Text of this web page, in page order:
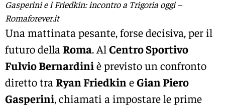
Gasperini e i Friedkin: incontro a Trigoria oggi –
Romaforever.it
Una mattinata pesante, forse decisiva, per il
futuro della Roma. Al Centro Sportivo
Fulvio Bernardiniè previsto un confronto
diretto tra Ryan FriedkineGian Piero
Gasperini, chiamati a impostare le prime